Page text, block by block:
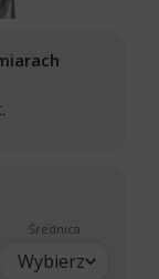
Średnica
Wybierz